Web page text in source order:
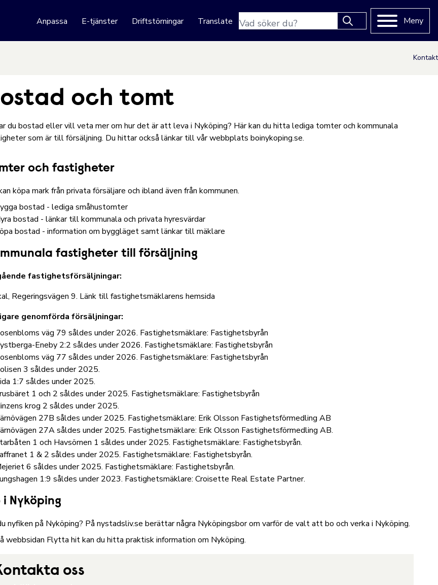
Anpassa E-tjänster Driftstörningar Translate
Sökfras
Meny
Kontakt
och tomt
du bostad eller vill veta mer om hur det är att leva i Nyköping? Här kan du hitta lediga tomter och kommunala
som är till försäljning. Du hittar också länkar till vår webbplats boinykoping.se.
och fastigheter
köpa mark från privata försäljare och ibland även från kommunen.
bostad - lediga småhustomter
bostad - länkar till kommunala och privata hyresvärdar
bostad - information om byggläget samt länkar till mäklare
fastigheter till försäljning
fastighetsförsäljningar:
Regeringsvägen 9. Länk till fastighetsmäklarens hemsida
genomförda försäljningar:
väg 79 såldes under 2026. Fastighetsmäklare: Fastighetsbyrån
Eneby 2:2 såldes under 2026. Fastighetsmäklare: Fastighetsbyrån
väg 77 såldes under 2026. Fastighetsmäklare: Fastighetsbyrån
3 såldes under 2025.
1:7 såldes under 2025.
1 och 2 såldes under 2025. Fastighetsmäklare: Fastighetsbyrån
krog 2 såldes under 2025.
27B såldes under 2025. Fastighetsmäklare: Erik Olsson Fastighetsförmedling AB
27A såldes under 2025. Fastighetsmäklare: Erik Olsson Fastighetsförmedling AB.
1 och Havsörnen 1 såldes under 2025. Fastighetsmäklare: Fastighetsbyrån.
1 & 2 såldes under 2025. Fastighetsmäklare: Fastighetsbyrån.
6 såldes under 2025. Fastighetsmäklare: Fastighetsbyrån.
1:9 såldes under 2023. Fastighetsmäklare: Croisette Real Estate Partner.
i Nyköping
nyfiken på Nyköping? Pånystadsliv.se berättar några Nyköpingsbor om varför de valt att bo och verka i Nyköping.
webbsidan Flytta hit kan du hitta praktisk information om Nyköping.
oss